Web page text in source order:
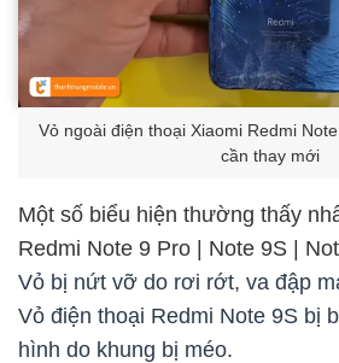
Vỏ ngoài điện thoại Xiaomi Redmi
cần thay mới
Một số biểu hiện thường thấy
Redmi Note 9 Pro | Note 9S |
Vỏ bị nứt vỡ do rơi rớt, va đập
Vỏ điện thoại Redmi Note 9S bị
hình do khung bị méo.